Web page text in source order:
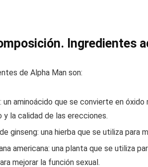
Ingredientes
de Alpha Man son:
un aminoácido que se convierte en
y la calidad de las erecciones.
ginseng: una hierba que se utiliza para
americana: una planta que se utiliza
mejorar la función sexual.